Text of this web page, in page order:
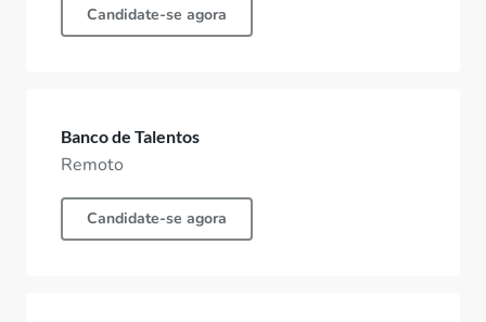
Candidate-se agora
Banco de Talentos
Remoto
Candidate-se agora